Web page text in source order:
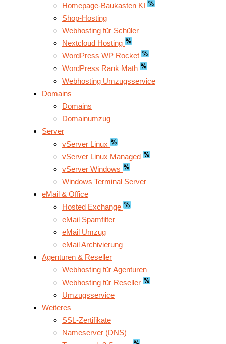
Homepage-Baukasten KI
Shop-Hosting
Webhosting für Schüler
Nextcloud Hosting
WordPress WP Rocket
WordPress Rank Math
Webhosting Umzugsservice
Domains
Domains
Domainumzug
Server
vServer Linux
vServer Linux Managed
vServer Windows
Windows Terminal Server
eMail & Office
Hosted Exchange
eMail Spamfilter
eMail Umzug
eMail Archivierung
Agenturen & Reseller
Webhosting für Agenturen
Webhosting für Reseller
Umzugsservice
Weiteres
SSL-Zertifikate
Nameserver (DNS)